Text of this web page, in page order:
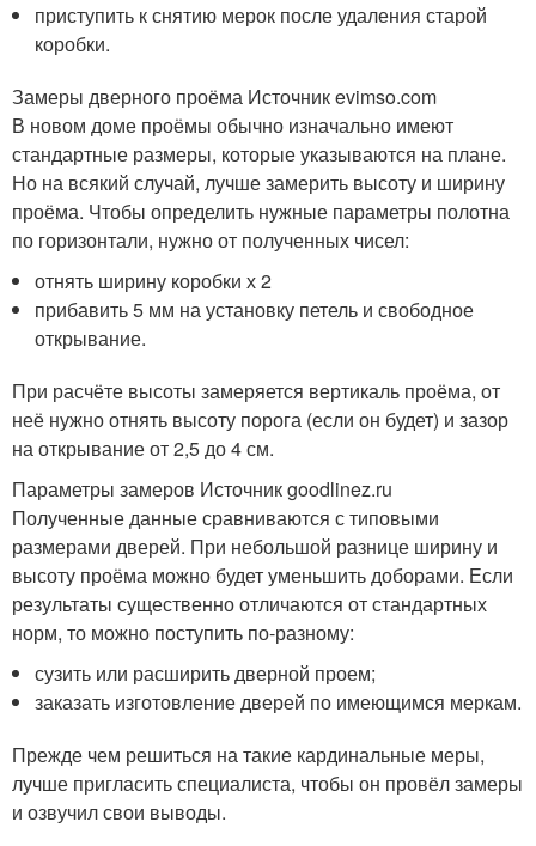
приступить к снятию мерок после удаления старой
коробки.
Замеры дверного проёма Источник evimso.com
В новом доме проёмы обычно изначально имеют
стандартные размеры, которые указываются на плане.
Но на всякий случай, лучше замерить высоту и ширину
проёма. Чтобы определить нужные параметры полотна
по горизонтали, нужно от полученных чисел:
отнять ширину коробки х 2
прибавить 5 мм на установку петель и свободное
открывание.
При расчёте высоты замеряется вертикаль проёма, от
неё нужно отнять высоту порога (если он будет) и зазор
на открывание от 2,5 до 4 см.
Параметры замеров Источник goodlinez.ru
Полученные данные сравниваются с типовыми
размерами дверей. При небольшой разнице ширину и
высоту проёма можно будет уменьшить доборами. Если
результаты существенно отличаются от стандартных
норм, то можно поступить по-разному:
сузить или расширить дверной проем;
заказать изготовление дверей по имеющимся меркам.
Прежде чем решиться на такие кардинальные меры,
лучше пригласить специалиста, чтобы он провёл замеры
и озвучил свои выводы.